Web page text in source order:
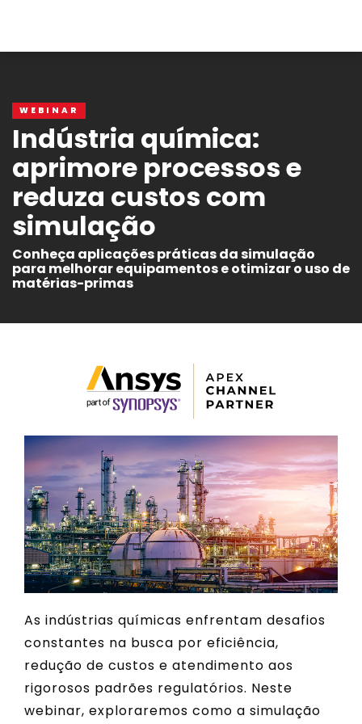
WEBINAR
Indústria química:
aprimore processos e
reduza custos com
simulação
Conheça aplicações práticas da simulação
para melhorar equipamentos e otimizar o uso de
matérias-primas
As indústrias químicas enfrentam desafios
constantes na busca por eficiência,
redução de custos e atendimento aos
rigorosos padrões regulatórios. Neste
webinar, exploraremos como a simulação